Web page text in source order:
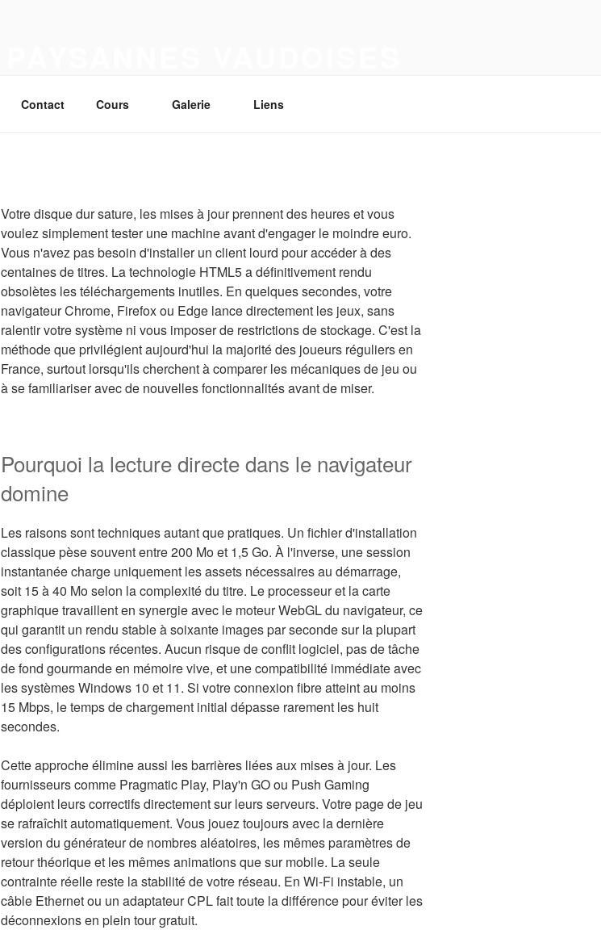
Contact Cours Galerie Liens
Votre disque dur sature, les mises à jour prennent des heures et vous
voulez simplement tester une machine avant d'engager le moindre euro.
Vous n'avez pas besoin d'installer un client lourd pour accéder à des
centaines de titres. La technologie HTML5 a définitivement rendu
obsolètes les téléchargements inutiles. En quelques secondes, votre
navigateur Chrome, Firefox ou Edge lance directement les jeux, sans
ralentir votre système ni vous imposer de restrictions de stockage. C'est la
méthode que privilégient aujourd'hui la majorité des joueurs réguliers en
France, surtout lorsqu'ils cherchent à comparer les mécaniques de jeu ou
à se familiariser avec de nouvelles fonctionnalités avant de miser.
Pourquoi la lecture directe dans le navigateur
domine
Les raisons sont techniques autant que pratiques. Un fichier d'installation
classique pèse souvent entre 200 Mo et 1,5 Go. À l'inverse, une session
instantanée charge uniquement les assets nécessaires au démarrage,
soit 15 à 40 Mo selon la complexité du titre. Le processeur et la carte
graphique travaillent en synergie avec le moteur WebGL du navigateur, ce
qui garantit un rendu stable à soixante images par seconde sur la plupart
des configurations récentes. Aucun risque de conflit logiciel, pas de tâche
de fond gourmande en mémoire vive, et une compatibilité immédiate avec
les systèmes Windows 10 et 11. Si votre connexion fibre atteint au moins
15 Mbps, le temps de chargement initial dépasse rarement les huit
secondes.
Cette approche élimine aussi les barrières liées aux mises à jour. Les
fournisseurs comme Pragmatic Play, Play'n GO ou Push Gaming
déploient leurs correctifs directement sur leurs serveurs. Votre page de jeu
se rafraîchit automatiquement. Vous jouez toujours avec la dernière
version du générateur de nombres aléatoires, les mêmes paramètres de
retour théorique et les mêmes animations que sur mobile. La seule
contrainte réelle reste la stabilité de votre réseau. En Wi-Fi instable, un
câble Ethernet ou un adaptateur CPL fait toute la différence pour éviter les
déconnexions en plein tour gratuit.